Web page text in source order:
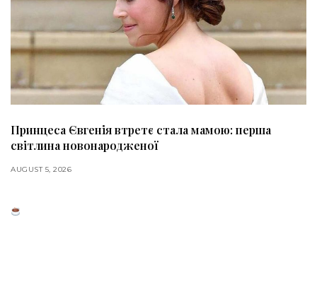
Принцеса Євгенія втретє стала мамою: перша
світлина новонародженої
AUGUST 5, 2026